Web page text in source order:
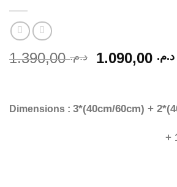
د.م.1.390,00
Le
était :
د.م.
Dimensions : 3*(40cm/60cm) +
+ 1*(30cm/